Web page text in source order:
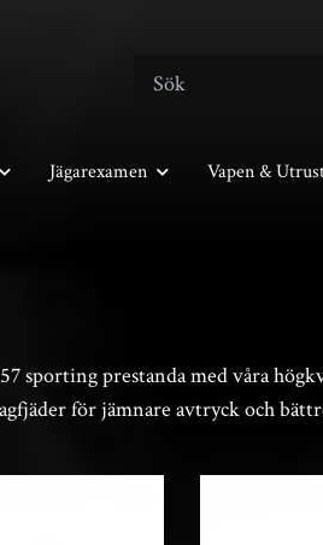
Jägarexamen Vapen &
sporting prestanda med våra
för jämnare avtryck och